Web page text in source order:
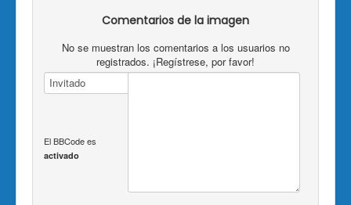
Comentarios de la imagen
No se muestran los comentarios a los usuarios no
registrados. ¡Regístrese, por favor!
El BBCode es
activado